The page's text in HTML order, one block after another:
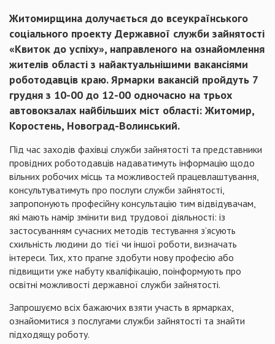
Житомирщина долучається до всеукраїнського
соціального проекту Державної служби зайнятості
«Квиток до успіху», направленого на ознайомлення
жителів області з найактуальнішими вакансіями
роботодавців краю. Ярмарки вакансій пройдуть 7
грудня з 10-00 до 12-00 одночасно на трьох
автовокзалах найбільших міст області: Житомир,
Коростень, Новоград-Волинський.
Під час заходів фахівці служби зайнятості та представники
провідних роботодавців надаватимуть інформацію щодо
вільних робочих місць та можливостей працевлаштування,
консультуватимуть про послуги служби зайнятості,
запропонують професійну консультацію тим відвідувачам,
які мають намір змінити вид трудової діяльності: із
застосуванням сучасних методів тестування з’ясують
схильність людини до тієї чи іншої роботи, визначать
інтереси. Тих, хто прагне здобути нову професію або
підвищити уже набуту кваліфікацію, поінформують про
освітні можливості державної служби зайнятості.
Запрошуємо всіх бажаючих взяти участь в ярмарках,
ознайомитися з послугами служби зайнятості та знайти
підходящу роботу.